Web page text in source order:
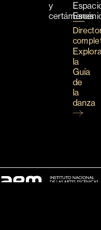
y
certámenes
la
Guía
de
la
danza